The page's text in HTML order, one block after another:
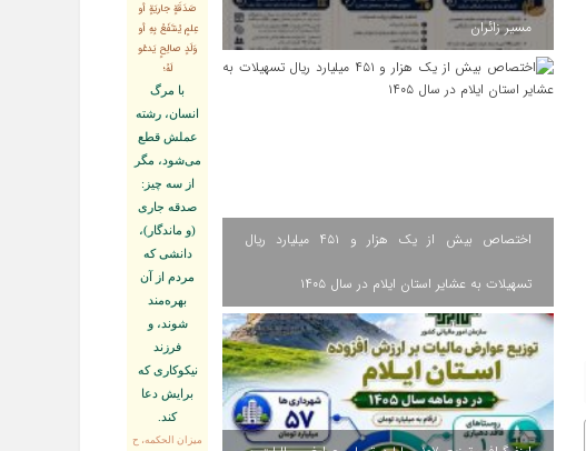
مسیر زائران
اختصاص بیش از یک هزار و ۴۵۱ میلیارد ریال
تسهیلات به عشایر استان ایلام در سال ۱۴۰۵
صَدَقَةٍ جاريَةٍ أو
عِلمٍ يُنتَفَعُ بِهِ أو
وَلَدٍ صالِحٍ يَدعُو
لَهُ؛
با مرگ
انسان، رشته
عملش قطع
مى‌شود، مگر
از سه چيز:
صدقه جارى
(و ماندگار)،
دانشى كه
مردم از آن
بهره‏‌مند
شوند، و
فرزند
نيكوكارى كه
برايش دعا
كند.
ميزان الحكمه، ح